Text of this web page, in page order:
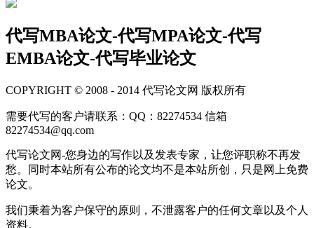
代写MBA论文-代写MPA论文-代写
EMBA论文-代写毕业论文
COPYRIGHT © 2008 - 2014 代写论文网 版权所有
需要代写的客户请联系：QQ：82274534 信箱
82274534@qq.com
代写论文网-您身边的写作以及发表专家，让您评职称不再发
愁。同时本站所有公布的论文均不是本站所创，只是网上免费
论文。
我们秉着为客户保守的原则，不泄露客户的任何文章以及个人
资料。